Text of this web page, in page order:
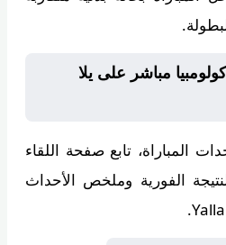
مباشر على يلا
المباراة، تابع صفحة اللقاء
الفورية وملخص الأحداث